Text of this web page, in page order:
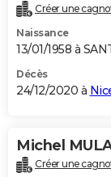
Créer une
Naissance
13/01/1958 à
Décès
24/12/2020 à
Michel
Créer une